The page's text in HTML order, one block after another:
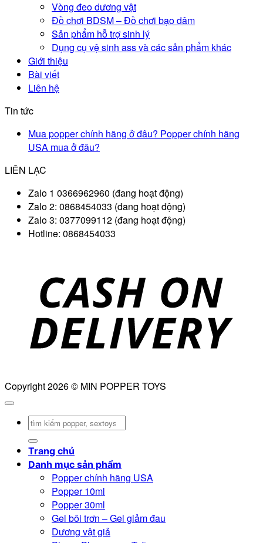
Vòng đeo dương vật
Đồ chơi BDSM – Đồ chơi bạo dâm
Sản phẩm hỗ trợ sinh lý
Dụng cụ vệ sinh ass và các sản phẩm khác
Giới thiệu
Bài viết
Liên hệ
Tin tức
Mua popper chính hãng ở đâu? Popper chính hãng
USA mua ở đâu?
LIÊN LẠC
Zalo 1 0366962960 (đang hoạt động)
Zalo 2: 0868454033 (đang hoạt động)
Zalo 3: 0377099112 (đang hoạt động)
Hotline: 0868454033
Copyright 2026 © MIN POPPER TOYS
Tìm
Trang chủ
Danh mục sản phẩm
Popper chính hãng USA
Popper 10ml
Popper 30ml
Gel bôi trơn – Gel giảm đau
Dương vật giả